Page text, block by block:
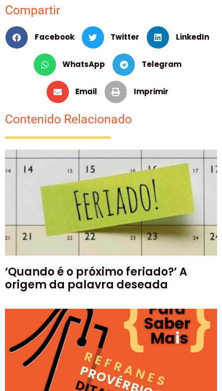
Compartir
Facebook Twitter LinkedIn
WhatsApp Telegram
Email Imprimir
Contenido Relacionado
‘Quando é o próximo feriado?’ A
origem da palavra deseada